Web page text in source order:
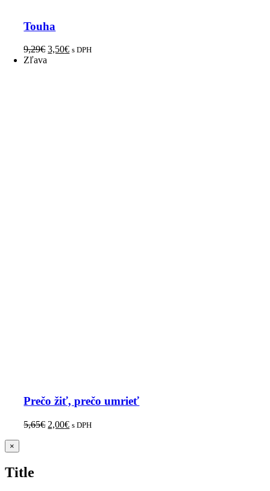
Touha
9,29€ 3,50€ s DPH
Zľava
Prečo žiť, prečo umrieť
5,65€ 2,00€ s DPH
Zatvoriť
rýchle
produktu
×
Title